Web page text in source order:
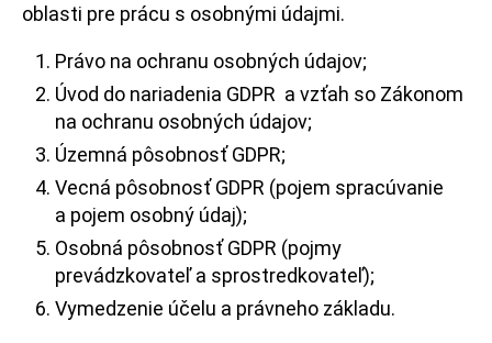
oblasti pre prácu s osobnými údajmi.
Právo na ochranu osobných údajov;
Úvod do nariadenia GDPR a vzťah so Zákonom
na ochranu osobných údajov;
Územná pôsobnosť GDPR;
Vecná pôsobnosť GDPR (pojem spracúvanie
a pojem osobný údaj);
Osobná pôsobnosť GDPR (pojmy
prevádzkovateľ a sprostredkovateľ);
Vymedzenie účelu a právneho základu.